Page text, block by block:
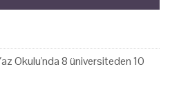
Okulu'nda 8 üniversiteden 10